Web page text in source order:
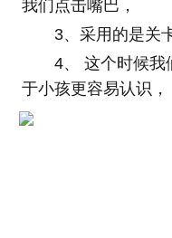
我们点击嘴巴，
3、采用的是关
4、 这个时候我
于小孩更容易认识，